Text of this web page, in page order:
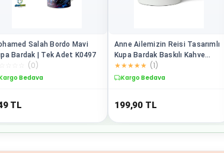
Salah Bordo Mavi
Bardak | Tek Adet K0497
(0)
Bedava
TL
Anne Ailemizin Reisi Tasarımlı
Kupa Bardak Baskılı Kahve
Kupa Bar
★★★★★ (1)
1 Değerlendirme
199,90 TL